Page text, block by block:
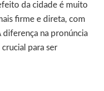
da cidade é muito
firme e direta, com
diferença na pronúncia
para ser